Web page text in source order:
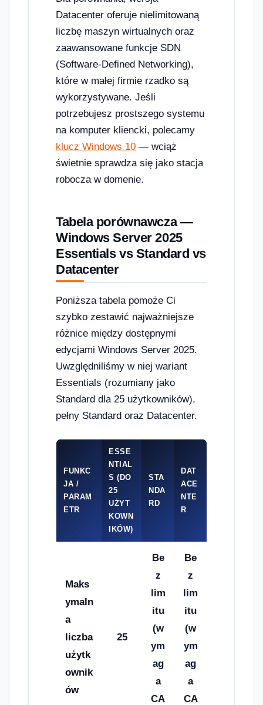
Datacenter oferuje nielimitowaną
liczbę maszyn wirtualnych oraz
zaawansowane funkcje SDN
(Software-Defined Networking),
które w małej firmie rzadko są
wykorzystywane. Jeśli
potrzebujesz prostszego systemu
na komputer kliencki, polecamy
klucz Windows 10 — wciąż
świetnie sprawdza się jako stacja
robocza w domenie.
Tabela porównawcza —
Windows Server 2025
Essentials vs Standard vs
Datacenter
Poniższa tabela pomoże Ci
szybko zestawić najważniejsze
różnice między dostępnymi
edycjami Windows Server 2025.
Uwzględniliśmy w niej wariant
Essentials (rozumiany jako
Standard dla 25 użytkowników),
pełny Standard oraz Datacenter.
FUNKC
JA /
PARAM
ETR
ESSE
NTIAL
S (DO
25
UŻYT
KOWN
IKÓW)
STA
NDA
RD
DAT
ACE
NTE
R
Maks
ymaln
a
liczba
użytk
ownik
ów
25
Be
z
lim
itu
(w
ym
ag
a
CA
Be
z
lim
itu
(w
ym
ag
a
CA